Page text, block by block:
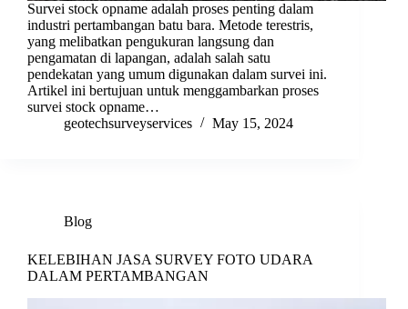
Survei stock opname adalah proses penting dalam
industri pertambangan batu bara. Metode terestris,
yang melibatkan pengukuran langsung dan
pengamatan di lapangan, adalah salah satu
pendekatan yang umum digunakan dalam survei ini.
Artikel ini bertujuan untuk menggambarkan proses
survei stock opname…
geotechsurveyservices
May 15, 2024
Blog
KELEBIHAN JASA SURVEY FOTO UDARA
DALAM PERTAMBANGAN